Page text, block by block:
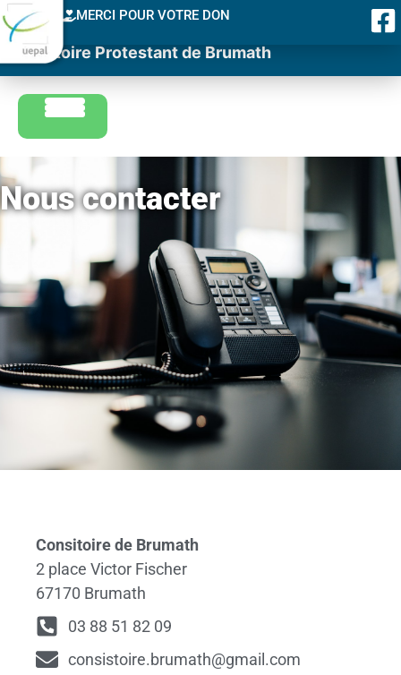
MERCI POUR VOTRE DON
Consistoire Protestant de Brumath
Nous contacter
Consitoire de Brumath
2 place Victor Fischer
67170 Brumath
03 88 51 82 09
consistoire.brumath@gmail.com